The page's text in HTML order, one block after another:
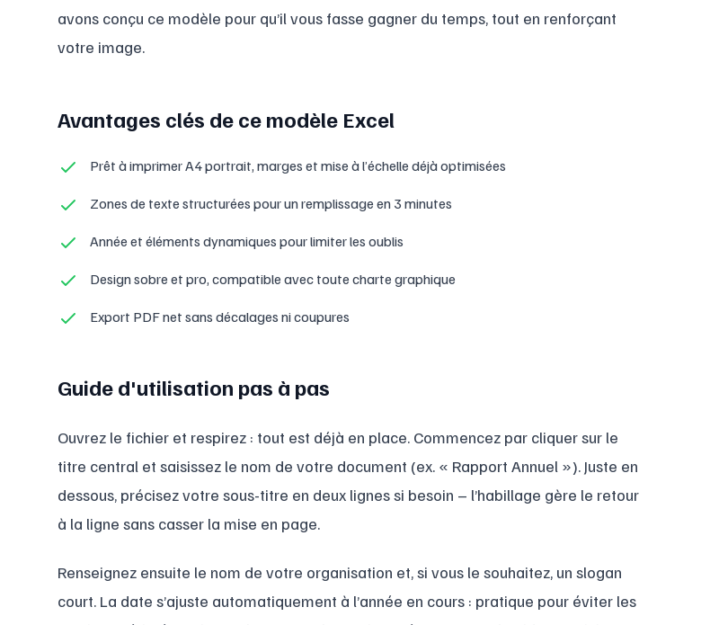
avons conçu ce modèle pour qu’il vous fasse gagner du temps, tout en renforçant
votre image.
Avantages clés de ce modèle Excel
Prêt à imprimer A4 portrait, marges et mise à l’échelle déjà optimisées
Zones de texte structurées pour un remplissage en 3 minutes
Année et éléments dynamiques pour limiter les oublis
Design sobre et pro, compatible avec toute charte graphique
Export PDF net sans décalages ni coupures
Guide d'utilisation pas à pas
Ouvrez le fichier et respirez : tout est déjà en place. Commencez par cliquer sur le
titre central et saisissez le nom de votre document (ex. « Rapport Annuel »). Juste en
dessous, précisez votre sous-titre en deux lignes si besoin – l’habillage gère le retour
à la ligne sans casser la mise en page.
Renseignez ensuite le nom de votre organisation et, si vous le souhaitez, un slogan
court. La date s’ajuste automatiquement à l’année en cours : pratique pour éviter les